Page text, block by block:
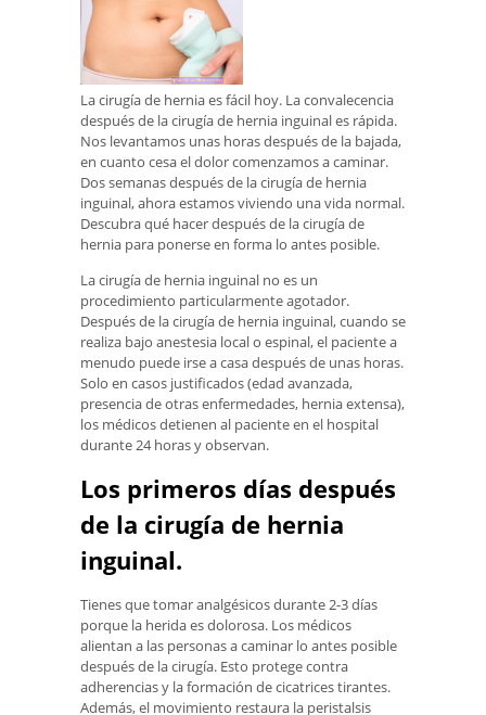
La cirugía de hernia es fácil hoy. La convalecencia
después de la cirugía de hernia inguinal es rápida.
Nos levantamos unas horas después de la bajada,
en cuanto cesa el dolor comenzamos a caminar.
Dos semanas después de la cirugía de hernia
inguinal, ahora estamos viviendo una vida normal.
Descubra qué hacer después de la cirugía de
hernia para ponerse en forma lo antes posible.
La cirugía de hernia inguinal no es un
procedimiento particularmente agotador.
Después de la cirugía de hernia inguinal, cuando se
realiza bajo anestesia local o espinal, el paciente a
menudo puede irse a casa después de unas horas.
Solo en casos justificados (edad avanzada,
presencia de otras enfermedades, hernia extensa),
los médicos detienen al paciente en el hospital
durante 24 horas y observan.
Los primeros días después
de la cirugía de hernia
inguinal.
Tienes que tomar analgésicos durante 2-3 días
porque la herida es dolorosa. Los médicos
alientan a las personas a caminar lo antes posible
después de la cirugía. Esto protege contra
adherencias y la formación de cicatrices tirantes.
Además, el movimiento restaura la peristalsis